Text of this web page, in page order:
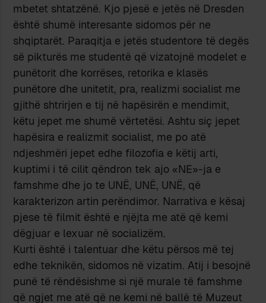
mbetet shtatzënë. Kjo pjesë e jetës në Dresden
është shumë interesante sidomos për ne
shqiptarët. Paraqitja e jetës studentore të degës
së pikturës me studentë që vizatojnë modelet e
punëtorit dhe korrëses, retorika e klasës
punëtore dhe unitetit, pra, realizmi socialist me
gjithë shtrirjen e tij në hapësirën e mendimit,
këtu jepet me shumë vërtetësi. Ashtu siç jepet
hapësira e realizmit socialist, me po atë
ndjeshmëri jepet edhe filozofia e këtij arti,
kuptimi i të cilit qëndron tek ajo «NE»-ja e
famshme dhe jo te UNË, UNË, UNË, që
karakterizon artin perëndimor. Narrativa e kësaj
pjese të filmit është e njëjta me atë që kemi
dëgjuar e lexuar në socializëm.
Kurti është i talentuar dhe këtu përsos më tej
edhe teknikën, sidomos në vizatim. Atij i besojnë
punë të rëndësishme si një murale të famshme
që ngjet me atë që ne kemi në ballë të Muzeut